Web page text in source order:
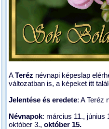
ATeréz névnapi képeslap
változatban is, a képeket itt
Jelentése és eredete: A Teréz
Névnapok: március 11., június
október 3., október 15.